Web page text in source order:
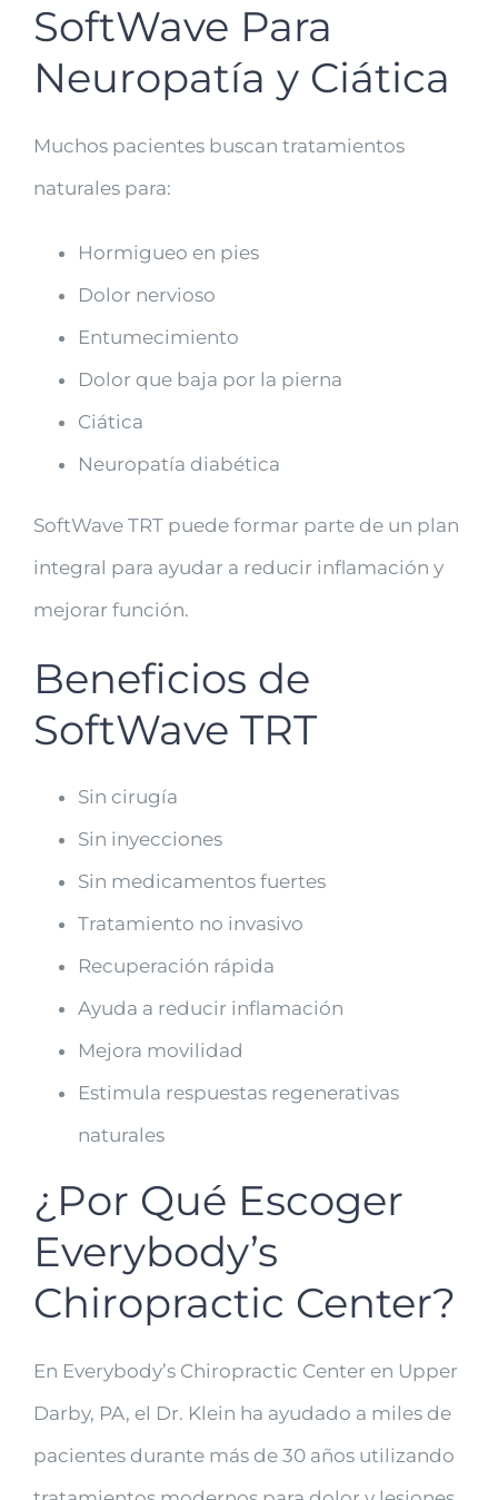
SoftWave Para
Neuropatía y Ciática
Muchos pacientes buscan tratamientos
naturales para:
Hormigueo en pies
Dolor nervioso
Entumecimiento
Dolor que baja por la pierna
Ciática
Neuropatía diabética
SoftWave TRT puede formar parte de un plan
integral para ayudar a reducir inflamación y
mejorar función.
Beneficios de
SoftWave TRT
Sin cirugía
Sin inyecciones
Sin medicamentos fuertes
Tratamiento no invasivo
Recuperación rápida
Ayuda a reducir inflamación
Mejora movilidad
Estimula respuestas regenerativas
naturales
¿Por Qué Escoger
Everybody’s
Chiropractic Center?
En Everybody’s Chiropractic Center en Upper
Darby, PA, el Dr. Klein ha ayudado a miles de
pacientes durante más de 30 años utilizando